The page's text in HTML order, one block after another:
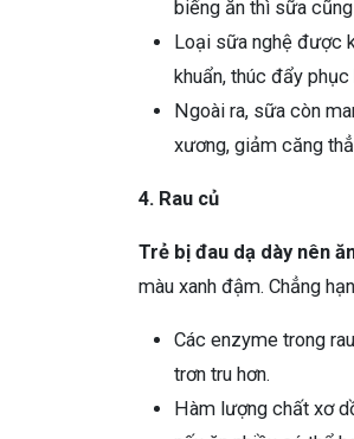
biếng ăn thì sữa
Loại sữa nghệ được
khuẩn, thúc đẩy
Ngoài ra, sữa còn
xương, giảm căng
4. Rau củ
Trẻ bị đau dạ dày nên
màu xanh đậm. Chẳng
Các enzyme trong
trơn tru hơn.
Hàm lượng chất xơ